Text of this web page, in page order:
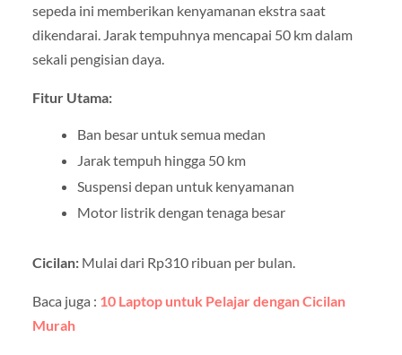
sepeda ini memberikan kenyamanan ekstra saat
dikendarai. Jarak tempuhnya mencapai 50 km dalam
sekali pengisian daya.
Fitur Utama:
Ban besar untuk semua medan
Jarak tempuh hingga 50 km
Suspensi depan untuk kenyamanan
Motor listrik dengan tenaga besar
Cicilan:Mulai dari Rp310 ribuan per bulan.
Baca juga : 10 Laptop untuk Pelajar dengan Cicilan
Murah